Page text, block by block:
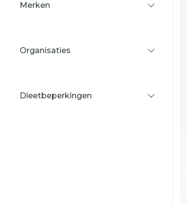
Merken
Organisaties
Dieetbeperkingen